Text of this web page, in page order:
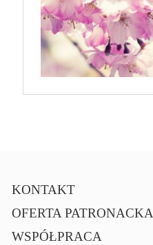
KONTAKT
OFERTA PATRONACKA
WSPÓŁPRACA